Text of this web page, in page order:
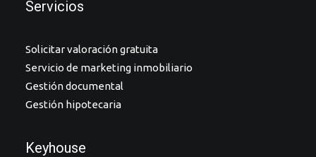
Servicios
Solicitar valoración gratuita
Servicio de marketing inmobiliario
Gestión documental
Gestión hipotecaria
Keyhouse